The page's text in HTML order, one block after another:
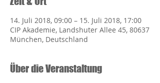
14. Juli 2018, 09:00 – 15. Juli 2018, 17:00
CIP Akademie, Landshuter Allee 45, 80637
München, Deutschland
Über die Veranstaltung